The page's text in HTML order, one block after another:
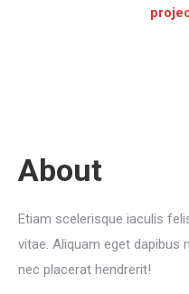
About
Etiam scelerisque iaculis
vitae. Aliquam eget dapibus
nec placerat hendrerit!